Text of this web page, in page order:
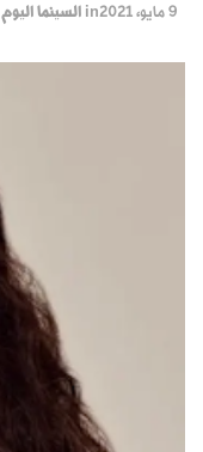
9 مايو، 2021 in السينما اليوم